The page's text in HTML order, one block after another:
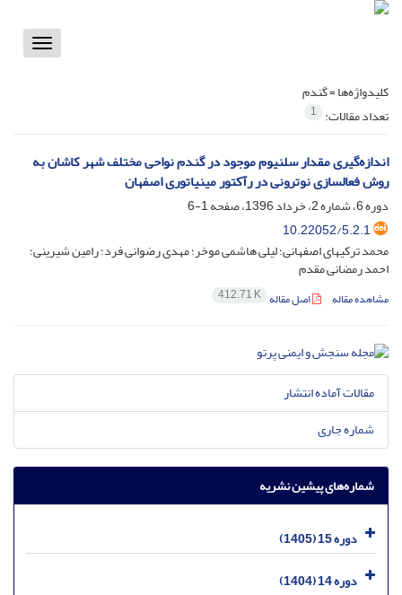
Toggle
کلیدواژه‌ها =گندم
تعداد مقالات: 1
اندازه‌گیری مقدار سلنیوم موجود در گندم نواحی مختلف شهر کاشان به
روش فعالسازی نوترونی در رآکتور مینیاتوری اصفهان
دوره 6، شماره 2، خرداد 1396، صفحه
1-6
10.22052/5.2.1
محمد ترکیهای اصفهانی؛ لیلی هاشمی موخر؛ مهدی رضوانی فرد؛ رامین شیرینی؛
احمد رمضانی مقدم
مشاهده مقاله اصل مقاله 412.71 K
مقالات آماده انتشار
شماره جاری
شماره‌های پیشین نشریه
دوره 15 (1405)
دوره 14 (1404)